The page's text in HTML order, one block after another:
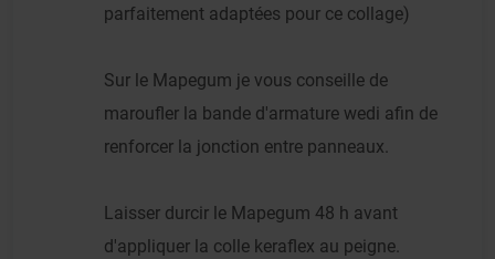
parfaitement adaptées pour ce collage)
Sur le Mapegum je vous conseille de
maroufler la bande d'armature wedi afin de
renforcer la jonction entre panneaux.
Laisser durcir le Mapegum 48 h avant
d'appliquer la colle keraflex au peigne.